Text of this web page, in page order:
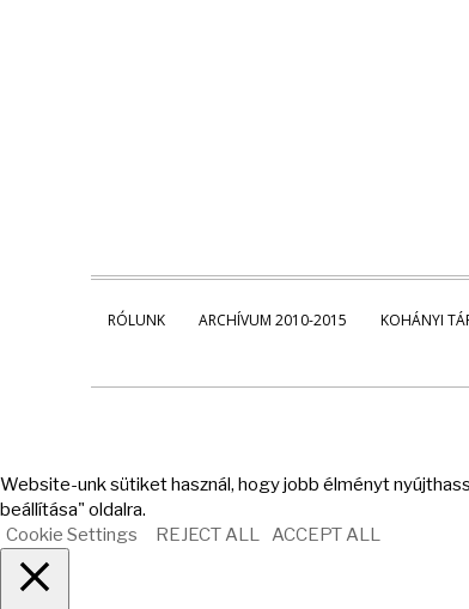
RÓLUNK ARCHÍVUM 2010-2015 KOHÁNYI
Website-unk sütiket használ, hogy jobb élményt
beállítása" oldalra.
Cookie Settings
REJECT ALL ACCEPT ALL